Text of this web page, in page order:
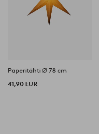
Paperitähti ⌀ 78 cm
41,90 EUR